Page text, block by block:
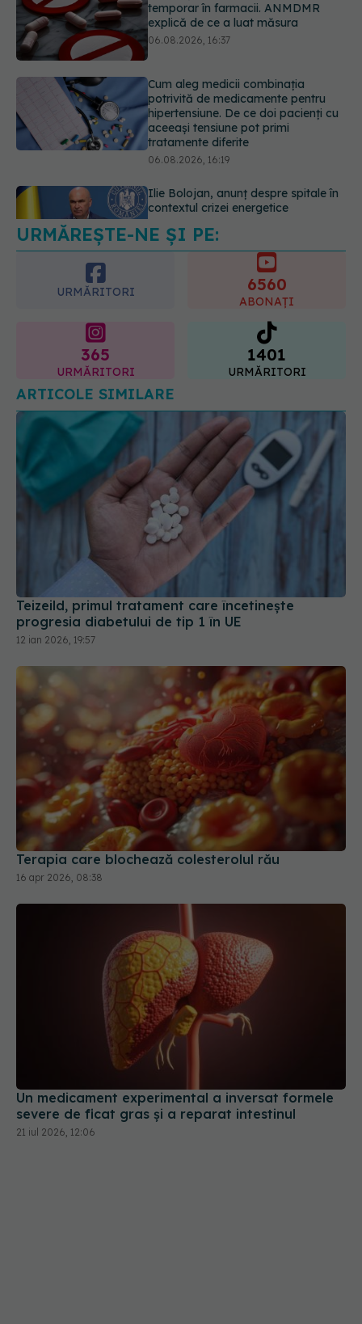
potrivită de medicamente pentru
hipertensiune. De ce doi pacienți cu
aceeași tensiune pot primi
tratamente diferite
Ilie Bolojan, anunț despre spitale în
contextul crizei energetice
06.08.2026, 15:24
EXCLUSIV Cancerele ginecologice
care pot fi tratate fără operație. Dr.
Sorin Bogdan (SANADOR): Chirurgia
este indicată doar punctual, pentru
anumite categorii de paciente
URMĂREȘTE-NE ȘI PE:
URMĂRITORI
ABONAȚI
365 1401
URMĂRITORI
ARTICOLE SIMILARE
Teizeild, primul tratament care încetinește
progresia diabetului de tip 1 în UE
12 ian 2026, 19:57
Terapia care blochează colesterolul rău
16 apr 2026, 08:38
Un medicament experimental a inversat formele
severe de ficat gras și a reparat intestinul